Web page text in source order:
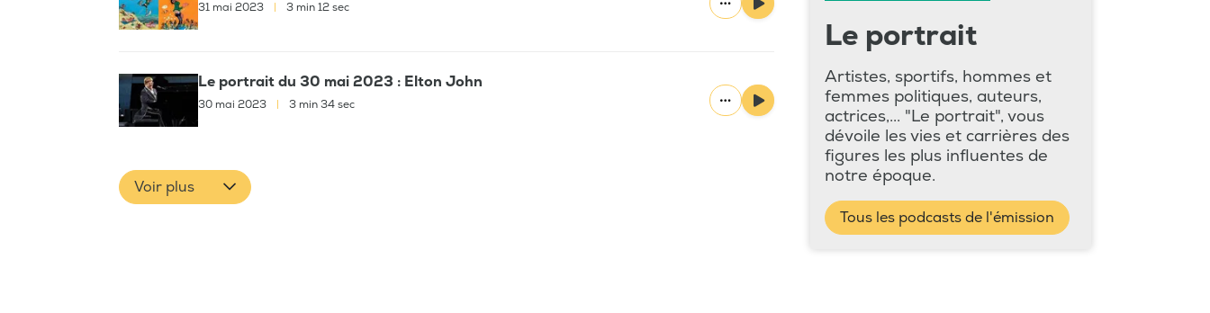
31 mai 2023 3 min 12 sec
Le portrait du 30 mai 2023 : Elton John
30 mai 2023 3 min 34 sec
Voir plus
Le portrait
Artistes, sportifs, hommes et
femmes politiques, auteurs,
actrices,... "Le portrait", vous
dévoile les vies et carrières des
figures les plus influentes de
notre époque.
Tous les podcasts de l'émission